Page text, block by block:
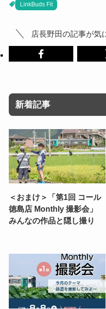
LinkBuds Fit
店長野田の記事が気
新着記事
＜おまけ＞「第1回 コール
徳島店 Monthly 撮影会」
みんなの作品と隠し撮り